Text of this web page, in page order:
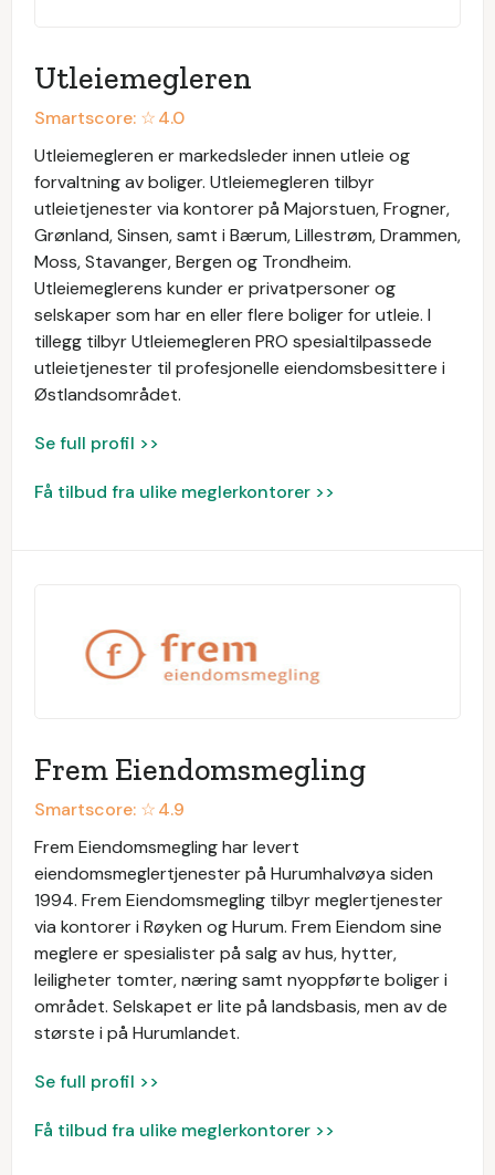
Utleiemegleren
Smartscore: ☆4.0
Utleiemegleren er markedsleder innen utleie og
forvaltning av boliger. Utleiemegleren tilbyr
utleietjenester via kontorer på Majorstuen, Frogner,
Grønland, Sinsen, samt i Bærum, Lillestrøm, Drammen,
Moss, Stavanger, Bergen og Trondheim.
Utleiemeglerens kunder er privatpersoner og
selskaper som har en eller flere boliger for utleie. I
tillegg tilbyr Utleiemegleren PRO spesialtilpassede
utleietjenester til profesjonelle eiendomsbesittere i
Østlandsområdet.
Se full profil >>
Få tilbud fra ulike meglerkontorer >>
Frem Eiendomsmegling
Smartscore: ☆4.9
Frem Eiendomsmegling har levert
eiendomsmeglertjenester på Hurumhalvøya siden
1994. Frem Eiendomsmegling tilbyr meglertjenester
via kontorer i Røyken og Hurum. Frem Eiendom sine
meglere er spesialister på salg av hus, hytter,
leiligheter tomter, næring samt nyoppførte boliger i
området. Selskapet er lite på landsbasis, men av de
største i på Hurumlandet.
Se full profil >>
Få tilbud fra ulike meglerkontorer >>